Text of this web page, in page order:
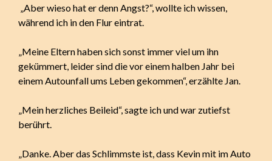
„Aber wieso hat er denn Angst?“, wollte ich wissen,
während ich in den Flur eintrat.
„Meine Eltern haben sich sonst immer viel um ihn
gekümmert, leider sind die vor einem halben Jahr bei
einem Autounfall ums Leben gekommen“, erzählte Jan.
„Mein herzliches Beileid“, sagte ich und war zutiefst
berührt.
„Danke. Aber das Schlimmste ist, dass Kevin mit im Auto